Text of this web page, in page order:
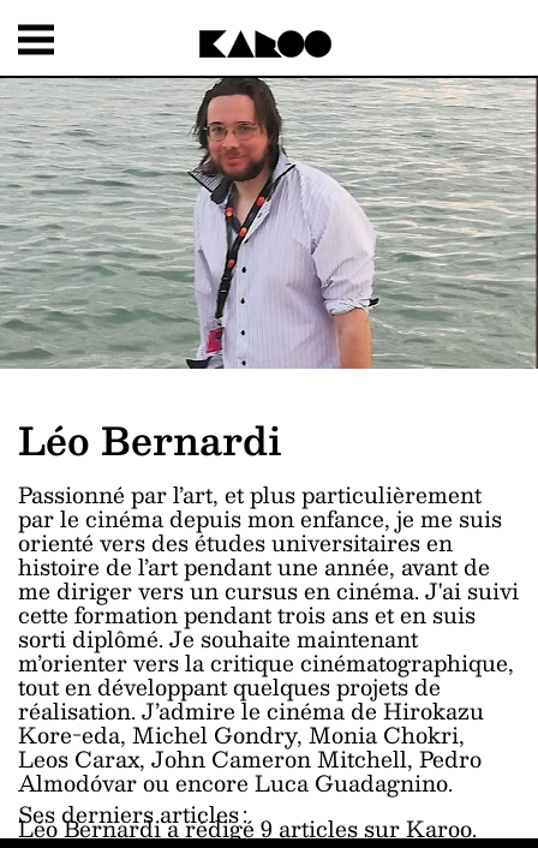
Léo Bernardi
Passionné par l’art, et plus particulièrement
par le cinéma depuis mon enfance, je me suis
orienté vers des études universitaires en
histoire de l’art pendant une année, avant de
me diriger vers un cursus en cinéma. J'ai suivi
cette formation pendant trois ans et en suis
sorti diplômé. Je souhaite maintenant
m’orienter vers la critique cinématographique,
tout en développant quelques projets de
réalisation. J’admire le cinéma de Hirokazu
Kore-eda, Michel Gondry, Monia Chokri,
Leos Carax, John Cameron Mitchell, Pedro
Almodóvar ou encore Luca Guadagnino.
Léo Bernardi a rédigé 9 articles sur Karoo.
Ses derniers articles :